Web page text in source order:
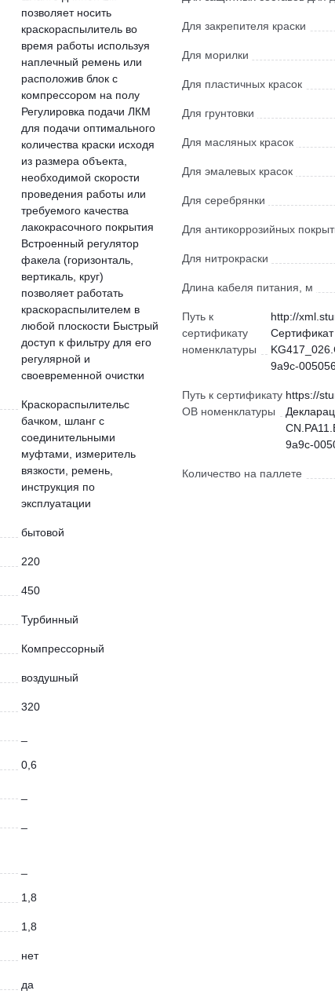
позволяет носить
краскораспылитель во
время работы используя
наплечный ремень или
расположив блок с
компрессором на полу
Регулировка подачи ЛКМ
для подачи оптимального
количества краски исходя
из размера объекта,
необходимой скорости
проведения работы или
требуемого качества
лакокрасочного покрытия
Встроенный регулятор
факела (горизонталь,
вертикаль, круг)
позволяет работать
краскораспылителем в
любой плоскости Быстрый
доступ к фильтру для его
регулярной и
своевременной очистки
Краскораспылительс
бачком, шланг с
соединительными
муфтами, измеритель
вязкости, ремень,
инструкция по
эксплуатации
бытовой
220
450
Турбинный
Компрессорный
воздушный
320
0,6
1,8
1,8
нет
да
Для закрепителя краски
Для морилки
Для пластичных красок
Для грунтовки
Для масляных красок
Для эмалевых красок
Для серебрянки
Для антикоррозийных
Для нитрокраски
Длина кабеля питания, м
Путь к
сертификату
номенклатуры
http://
9a9c-
Путь к сертификату
ОВ номенклатуры
https://
9a9c-
Количество на паллете